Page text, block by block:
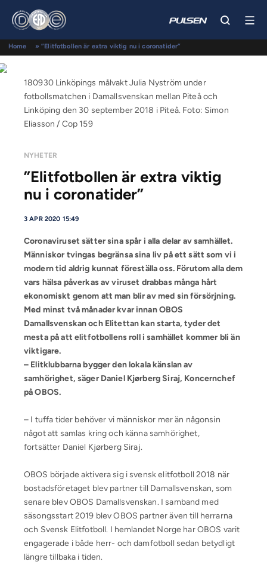
Home »”Elitfotbollen är extra viktig nu i coronatider”
180930 Linköpings målvakt Julia Nyström under
fotbollsmatchen i Damallsvenskan mellan Piteå och
Linköping den 30 september 2018 i Piteå. Foto: Simon
Eliasson / Cop 159
NYHETER
”Elitfotbollen är extra viktig
nu i coronatider”
3 APR 2020 15:49
Coronaviruset sätter sina spår i alla delar av samhället.
Människor tvingas begränsa sina liv på ett sätt som vi i
modern tid aldrig kunnat föreställa oss. Förutom alla dem
vars hälsa påverkas av viruset drabbas många hårt
ekonomiskt genom att man blir av med sin försörjning.
Med minst två månader kvar innan OBOS
Damallsvenskan och Elitettan kan starta, tyder det
mesta på att elitfotbollens roll i samhället kommer bli än
viktigare.
– Elitklubbarna bygger den lokala känslan av
samhörighet, säger Daniel Kjørberg Siraj, Koncernchef
på OBOS.
– I tuffa tider behöver vi människor mer än någonsin
något att samlas kring och känna samhörighet,
fortsätter Daniel Kjørberg Siraj.
OBOS började aktivera sig i svensk elitfotboll 2018 när
bostadsföretaget blev partner till Damallsvenskan, som
senare blev OBOS Damallsvenskan. I samband med
säsongsstart 2019 blev OBOS partner även till herrarna
och Svensk Elitfotboll. I hemlandet Norge har OBOS varit
engagerade i både herr- och damfotboll sedan betydligt
längre tillbaka i tiden.